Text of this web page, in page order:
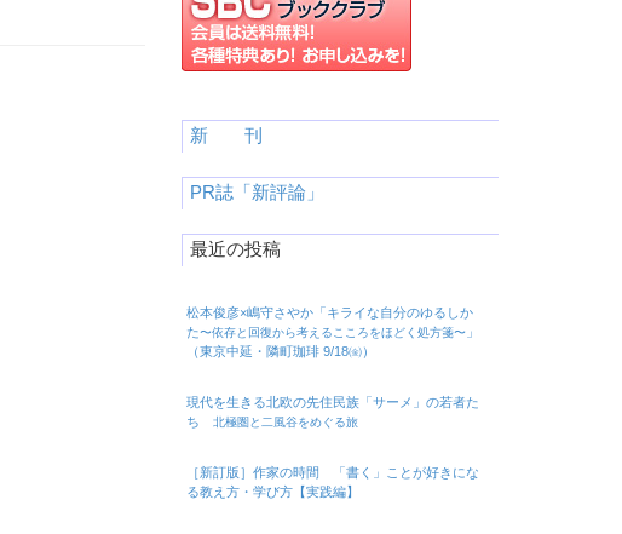
新 刊
PR誌「新評論」
最近の投稿
松本俊彦×嶋守さやか「キライな自分のゆるしか
た〜依存と回復から考えるこころをほどく処方箋〜」
（東京中延・隣町珈琲 9/18㈮）
現代を生きる北欧の先住民族「サーメ」の若者た
ち 北極圏と二風谷をめぐる旅
［新訂版］作家の時間 「書く」ことが好きにな
る教え方・学び方【実践編】